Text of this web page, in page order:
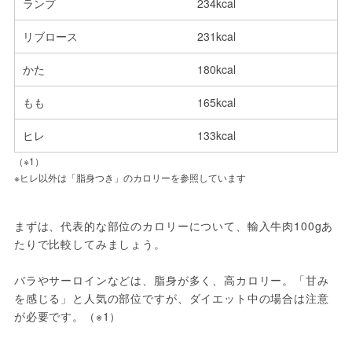
リブロース 231kcal
かた 180kcal
もも 165kcal
ヒレ 133kcal
（※1）
※ヒレ以外は「脂身つき」のカロリーを参照しています
まずは、代表的な部位のカロリーについて、輸入牛肉100gあ
たりで比較してみましょう。
バラやサーロインなどは、脂身が多く、高カロリー。「甘み
を感じる」と人気の部位ですが、ダイエット中の場合は注意
が必要です。（※1）